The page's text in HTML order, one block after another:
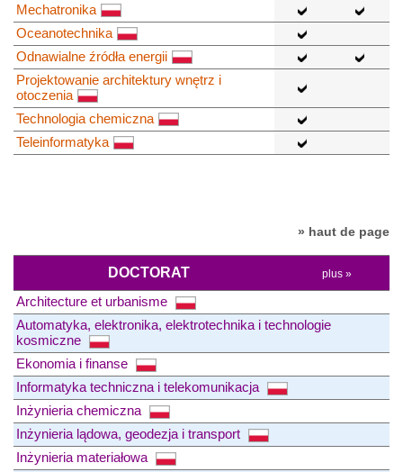
Mechatronika
Oceanotechnika
Odnawialne źródła energii
Projektowanie architektury wnętrz i
otoczenia
Technologia chemiczna
Teleinformatyka
» haut de page
DOCTORAT plus »
Architecture et urbanisme
Automatyka, elektronika, elektrotechnika i technologie
kosmiczne
Ekonomia i finanse
Informatyka techniczna i telekomunikacja
Inżynieria chemiczna
Inżynieria lądowa, geodezja i transport
Inżynieria materiałowa